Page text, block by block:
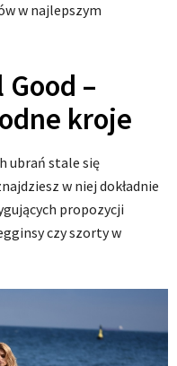
w najlepszym
–
kroje
ubrań stale się
w niej dokładnie
propozycji
czy szorty w